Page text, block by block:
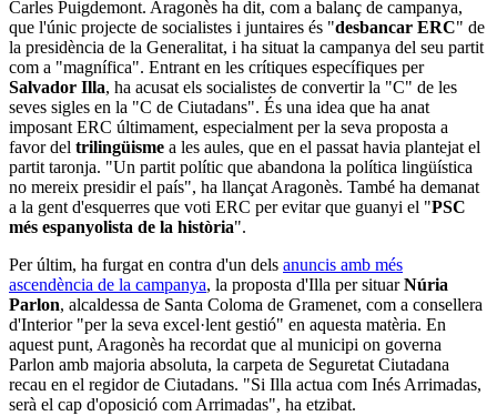
Carles Puigdemont. Aragonès ha dit, com a balanç de campanya,
que l'únic projecte de socialistes i juntaires és "desbancar ERC" de
la presidència de la Generalitat, i ha situat la campanya del seu partit
com a "magnífica". Entrant en les crítiques específiques per
Salvador Illa, ha acusat els socialistes de convertir la "C" de les
seves sigles en la "C de Ciutadans". És una idea que ha anat
imposant ERC últimament, especialment per la seva proposta a
favor del trilingüisme a les aules, que en el passat havia plantejat el
partit taronja. "Un partit polític que abandona la política lingüística
no mereix presidir el país", ha llançat Aragonès. També ha demanat
a la gent d'esquerres que voti ERC per evitar que guanyi el "PSC
més espanyolista de la història".
Per últim, ha furgat en contra d'un dels anuncis amb més
ascendència de la campanya, la proposta d'Illa per situarNúria
Parlon, alcaldessa de Santa Coloma de Gramenet, com a consellera
d'Interior "per la seva excel·lent gestió" en aquesta matèria. En
aquest punt, Aragonès ha recordat que al municipi on governa
Parlon amb majoria absoluta, la carpeta de Seguretat Ciutadana
recau en el regidor de Ciutadans. "Si Illa actua com Inés Arrimadas,
serà el cap d'oposició com Arrimadas", ha etzibat.